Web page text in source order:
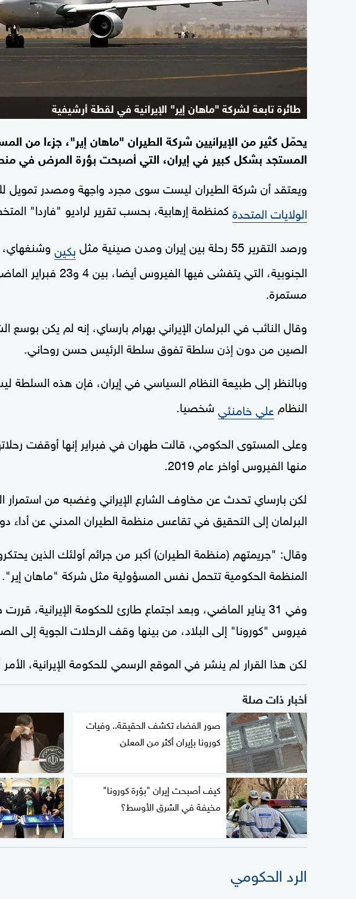
طائرة تابعة لشركة "ماهان إير" الإيرانية في لقطة أرشيفية
يحمّل كثير من الإيرانيين شركة الطيران "ماهان إير"، جزءا من
المستجد بشكل كبير في إيران، التي أصبحت بؤرة المرض في
ويعتقد أن شركة الطيران ليست سوى مجرد واجهة ومصدر تمويل
الولايات المتحدة كمنظمة إرهابية، بحسب تقرير لراديو "فاردا"
ورصد التقرير 55 رحلة بين إيران ومدن صينية مثل
بكين وشنغهاي،
الجنوبية، التي يتفشى
مستمرة.
وقال النائب في البرلمان الإيراني بهرام بارساي، إنه لم يكن بوسع
الصين من دون إذن سلطة تفوق سلطة الرئيس حسن روحاني.
وبالنظر إلى طبيعة النظام السياسي في إيران، فإن هذه
النظام علي خامنئي شخصيا.
وعلى المستوى الحكومي، قالت طهران في فبراير إنها أوقفت
منها الفيروس أواخر عام 2019.
لكن بارساي تحدث عن مخاوف الشارع الإيراني وغضبه من استمرار
البرلمان إلى التحقيق في تقاعس منظمة الطيران المدني عن أداء
وقال: "جريمتهم (منظمة الطيران) أكبر من جرائم أولئك الذين
المنظمة الحكومية تتحمل نفس المسؤولية مثل شركة "ماهان إير".
وفي 31 يناير الماضي، وبعد اجتماع طارئ للحكومة الإيرانية،
فيروس "كورونا" إلى البلاد، من بينها وقف الرحلات الجوية إلى
لكن هذا القرار لم ينشر في الموقع الرسمي للحكومة الإيرانية،
أخبار ذات صلة
صور الفضاء تكشف الحقيقة.. وفيات
كورونا بإيران أكثر من المعلن
كيف أصبحت إيران "بؤرة كورونا"
مخيفة في الشرق الأوسط؟
الرد الحكومي